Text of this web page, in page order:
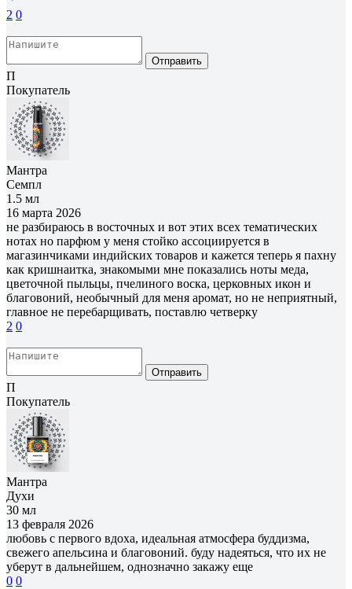
2 0
Отправить
П
Покупатель
Мантра
Семпл
1.5 мл
16 марта 2026
не разбираюсь в восточных и вот этих всех тематических
нотах но парфюм у меня стойко ассоциируется в
магазинчиками индийских товаров и кажется теперь я пахну
как кришнаитка, знакомыми мне показались ноты меда,
цветочной пыльцы, пчелиного воска, церковных икон и
благовоний, необычный для меня аромат, но не неприятный,
главное не перебарщивать, поставлю четверку
2 0
Отправить
П
Покупатель
Мантра
Духи
30 мл
13 февраля 2026
любовь с первого вдоха, идеальная атмосфера буддизма,
свежего апельсина и благовоний. буду надеяться, что их не
уберут в дальнейшем, однозначно закажу еще
0 0